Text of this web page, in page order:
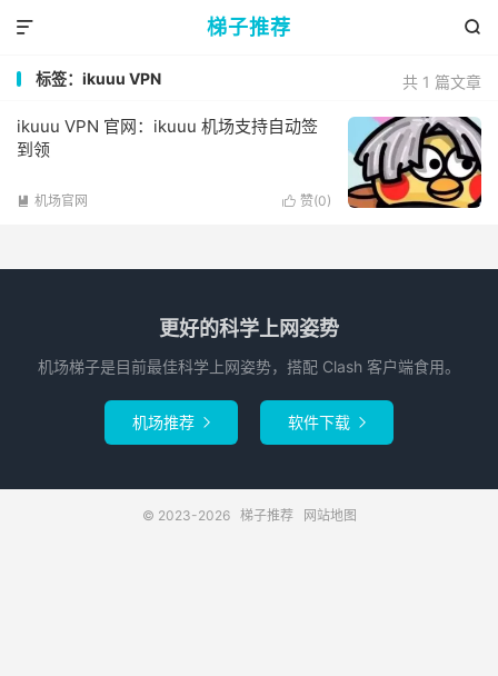
梯子推荐 

共 1 篇文章
标签：ikuuu VPN
ikuuu VPN 官网：ikuuu 机场支持自动签
到领
 赞(0)
 机场官网
更好的科学上网姿势
机场梯子是目前最佳科学上网姿势，搭配 Clash 客户端食用。
机场推荐  软件下载 
© 2023-2026 梯子推荐 网站地图